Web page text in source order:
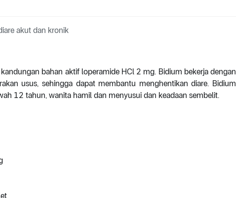
akut dan kronik
bahan aktif loperamide HCl 2 mg. Bidium bekerja dengan
usus, sehingga dapat membantu menghentikan diare. Bidium
12 tahun, wanita hamil dan menyusui dan keadaan sembelit.